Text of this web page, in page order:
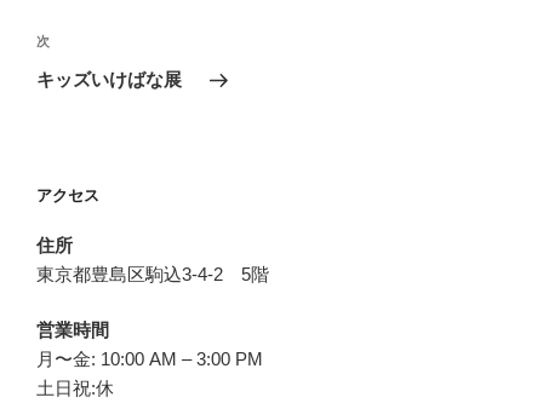
ー
シ
次
の
次
キッズいけばな展
アクセス
住所
東京都豊島区駒込3-4-2 5階
営業時間
月〜金: 10:00 AM – 3:00 PM
土日祝:休